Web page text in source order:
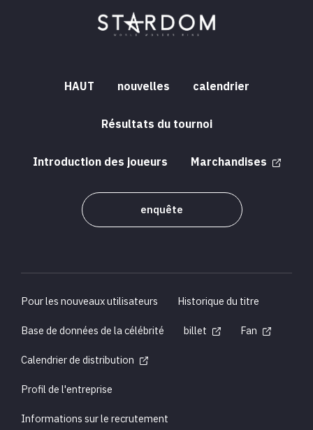
HAUT nouvelles calendrier
Résultats du tournoi
Introduction des joueurs Marchandises
enquête
Pour les nouveaux utilisateurs
Historique du titre
Base de données de la célébrité
billet
Fan
Calendrier de distribution
Profil de l'entreprise
Informations sur le recrutement